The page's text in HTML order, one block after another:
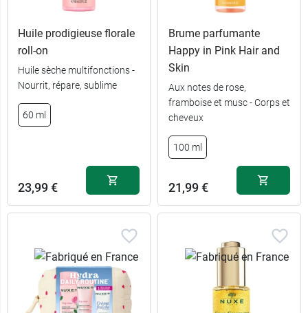
Huile prodigieuse florale
roll-on
Huile sèche multifonctions -
Nourrit, répare, sublime
60 ml
23,99 €
Brume parfumante
Happy in Pink Hair and
Skin
Aux notes de rose,
framboise et musc - Corps et
cheveux
100 ml
21,99 €